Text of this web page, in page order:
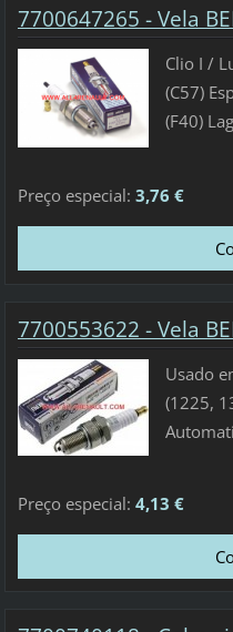
7700647265 - Vela
Clio I /
(C57)
(F40)
Preço especial: 3,76 €
7700553622 - Vela
Usado
(1225,
Preço especial: 4,13 €